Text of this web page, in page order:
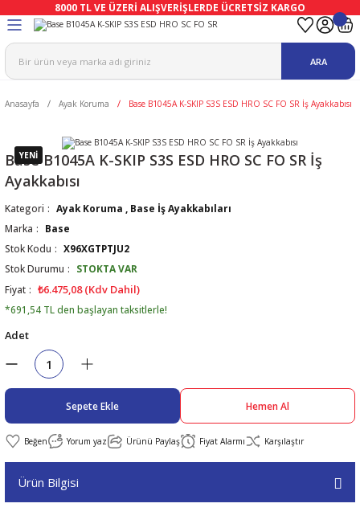
8000 TL VE ÜZERİ ALIŞVERİŞLERDE ÜCRETSİZ KARGO
Geri Dön
Tulum
Geri Dön
Geri Dön
Eldivenler
Eldiven
Geri Dön
Ve Vizör
Ekipmanları
Geri Dön
Geri Dön
ARA
Anasayfa Ayak Koruma Base B1045A K-SKIP S3S ESD HRO SC FO SR İş Ayakkabısı
YENİ
Base B1045A K-SKIP S3S ESD HRO SC FO SR İş
Ayakkabısı
Kategori Ayak Koruma
Base İş Ayakkabıları
Marka
Base
Stok Kodu
X96XGTPTJU2
Stok Durumu
STOKTA VAR
Fiyat
₺6.475,08 (Kdv Dahil)
*691,54 TL den başlayan taksitlerle!
Adet
Sepete Ekle Hemen Al
Yorum yaz Ürünü Paylaş Fiyat Alarmı Karşılaştır
Ürün Bilgisi